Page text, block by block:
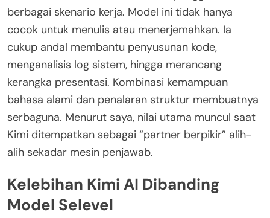
berbagai skenario kerja. Model ini tidak hanya
cocok untuk menulis atau menerjemahkan. Ia
cukup andal membantu penyusunan kode,
menganalisis log sistem, hingga merancang
kerangka presentasi. Kombinasi kemampuan
bahasa alami dan penalaran struktur membuatnya
serbaguna. Menurut saya, nilai utama muncul saat
Kimi ditempatkan sebagai “partner berpikir” alih-
alih sekadar mesin penjawab.
Kelebihan Kimi AI Dibanding
Model Selevel